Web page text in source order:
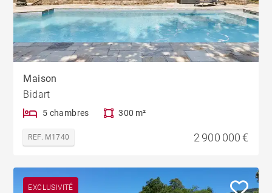
Maison
Bidart
5 chambres 300 m²
REF. M1740 2 900 000 €
EXCLUSIVITÉ